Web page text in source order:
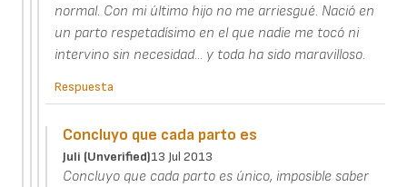
normal. Con mi último hijo no me arriesgué. Nació en
un parto respetadísimo en el que nadie me tocó ni
intervino sin necesidad... y toda ha sido maravilloso.
Respuesta
Concluyo que cada parto es
Juli (unverified)13 Jul 2013
Concluyo que cada parto es único, imposible saber